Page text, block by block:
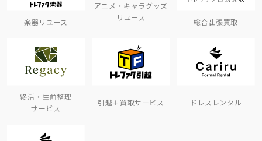
楽器リユース
アニメ・キャラグッズ
リユース
総合出張買取
終活・生前整理
サービス
引越＋買取サービス ドレスレンタル